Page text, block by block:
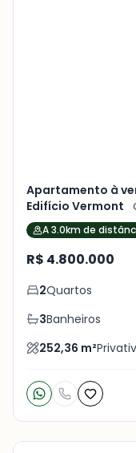
Apartamento à
Edifício Vermont
A 3.0km de
R$ 4.800.000
2Quartos
3Banheiros
252,36 m²